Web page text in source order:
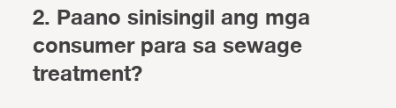
2. Paano sinisingil ang mga
consumer para sa sewage
treatment?